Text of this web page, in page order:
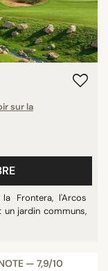
sur la
Frontera, l'Arcos
un jardin communs,
— 7,9/10